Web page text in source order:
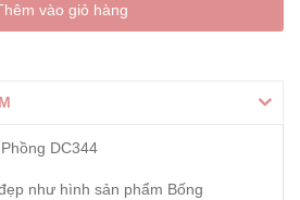
vào giỏ hàng
DC344
như hình sản phẩm Bống